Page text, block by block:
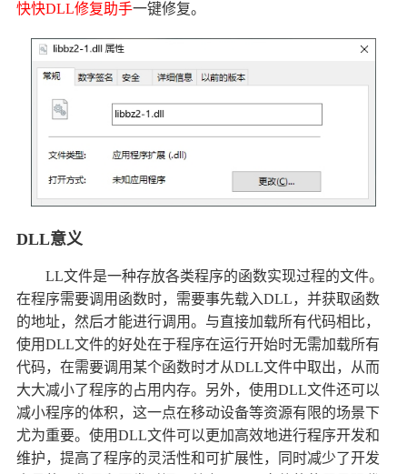
快快DLL修复助手一键修复。
DLL意义
LL文件是一种存放各类程序的函数实现过程的文件。
在程序需要调用函数时，需要事先载入DLL，并获取函数
的地址，然后才能进行调用。与直接加载所有代码相比，
使用DLL文件的好处在于程序在运行开始时无需加载所有
代码，在需要调用某个函数时才从DLL文件中取出，从而
大大减小了程序的占用内存。另外，使用DLL文件还可以
减小程序的体积，这一点在移动设备等资源有限的场景下
尤为重要。使用DLL文件可以更加高效地进行程序开发和
维护，提高了程序的灵活性和可扩展性，同时减少了开发